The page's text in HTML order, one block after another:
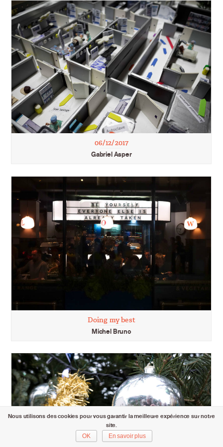
06/12/2017
Gabriel Asper
Doing my best
Michel Bruno
Nous utilisons des cookies pour vous garantir la meilleure expérience sur notre
site.
OK
En savoir plus